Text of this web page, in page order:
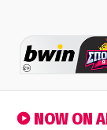
NOW ON